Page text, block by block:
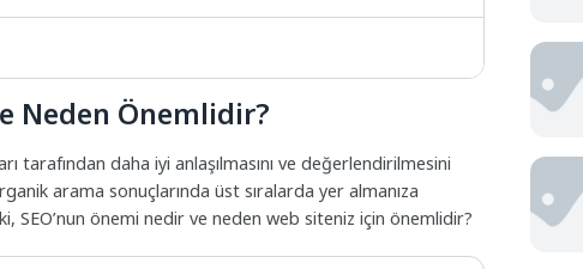
Neden Önemlidir?
daha iyi anlaşılmasını ve değerlendirilmesini
arama sonuçlarında üst sıralarda yer almanıza
SEO’nun önemi nedir ve neden web siteniz için önemlidir?